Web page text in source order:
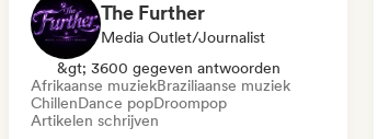
The Further
Media Outlet/Journalist
&gt; 3600 gegeven antwoorden
Afrikaanse muziekBraziliaanse muziek
ChillenDance popDroompop
Artikelen schrijven